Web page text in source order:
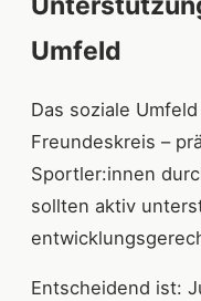
Umfeld
Das soziale
Freundeskreis –
Sportler:innen
sollten aktiv
Entscheidend ist: